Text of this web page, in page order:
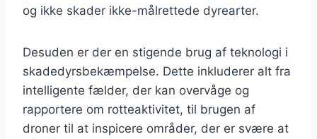
og ikke skader ikke-målrettede dyrearter.
Desuden er der en stigende brug af teknologi i
skadedyrsbekæmpelse. Dette inkluderer alt fra
intelligente fælder, der kan overvåge og
rapportere om rotteaktivitet, til brugen af
droner til at inspicere områder, der er svære at